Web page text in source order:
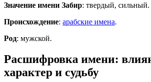
Значение имени Забир: твердый, сильный.
Происхождение: арабские имена.
Род: мужской.
Расшифровка имени:
характер и судьбу